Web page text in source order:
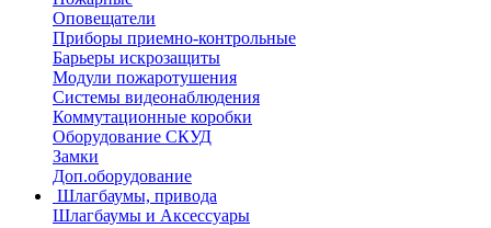
Оповещатели
Приборы приемно-контрольные
Барьеры искрозащиты
Модули пожаротушения
Системы видеонаблюдения
Коммутационные коробки
Оборудование СКУД
Замки
Доп.оборудование
Шлагбаумы, привода
Шлагбаумы и Аксессуары